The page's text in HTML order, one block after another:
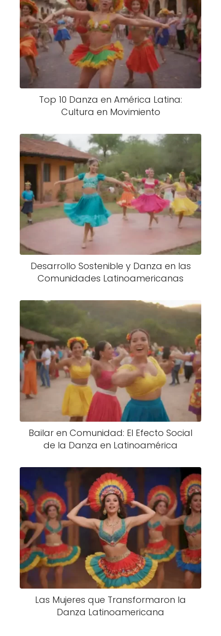
Top 10 Danza en América Latina:
Cultura en Movimiento
Desarrollo Sostenible y Danza en las
Comunidades Latinoamericanas
Bailar en Comunidad: El Efecto Social
de la Danza en Latinoamérica
Las Mujeres que Transformaron la
Danza Latinoamericana